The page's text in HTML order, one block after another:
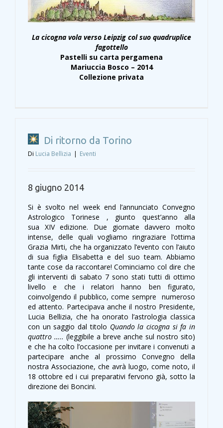
La cicogna vola verso Leipzig col suo quadruplice
fagottello
Pastelli su carta pergamena
Mariuccia Bosco – 2014
Collezione privata
Di ritorno da Torino
Di Lucia Bellizia | Eventi
8 giugno 2014
Si è svolto nel week end l’annunciato Convegno
Astrologico Torinese , giunto quest’anno alla
sua XIV edizione. Due giornate davvero molto
intense, delle quali vogliamo ringraziare l’ottima
Grazia Mirti, che ha organizzato l’evento con l’aiuto
di sua figlia Elisabetta e del suo team. Abbiamo
tante cose da raccontare! Cominciamo col dire che
gli interventi di sabato 7 sono stati tutti di ottimo
livello e che i relatori hanno ben figurato,
coinvolgendo il pubblico, come sempre numeroso
ed attento. Partecipava anche il nostro Presidente,
Lucia Bellizia, che ha onorato l’astrologia classica
con un saggio dal titolo Quando la cicogna si fa in
quattro ….. (leggibile a breve anche sul nostro sito)
e che ha colto l’occasione per invitare i convenuti a
partecipare anche al prossimo Convegno della
nostra Associazione, che avrà luogo, come noto, il
18 ottobre ed i cui preparativi fervono già, sotto la
direzione dei Boncini.